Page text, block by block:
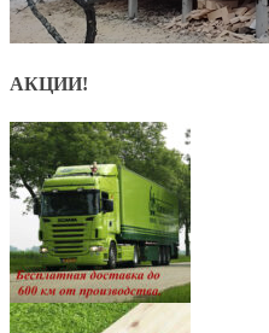
АКЦИИ!
8